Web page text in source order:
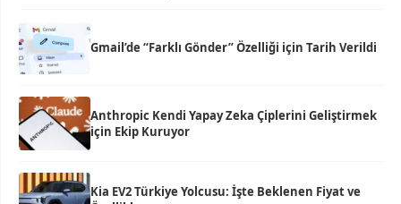
Gmail’de “Farklı Gönder” Özelliği için Tarih Verildi
Anthropic Kendi Yapay Zeka Çiplerini Geliştirmek
için Ekip Kuruyor
Kia EV2 Türkiye Yolcusu: İşte Beklenen Fiyat ve